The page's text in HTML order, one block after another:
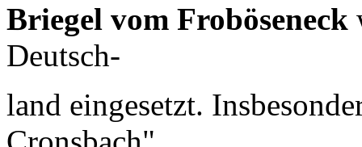
Briegel vom Froböseneck
Deutsch-
land eingesetzt.